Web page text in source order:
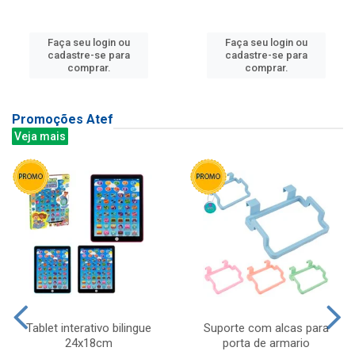
Faça seu login ou
cadastre-se para
comprar.
Faça seu login ou
cadastre-se para
comprar.
Promoções Atef
Veja mais
Tablet interativo bilingue
24x18cm
Suporte com alcas para
porta de armario